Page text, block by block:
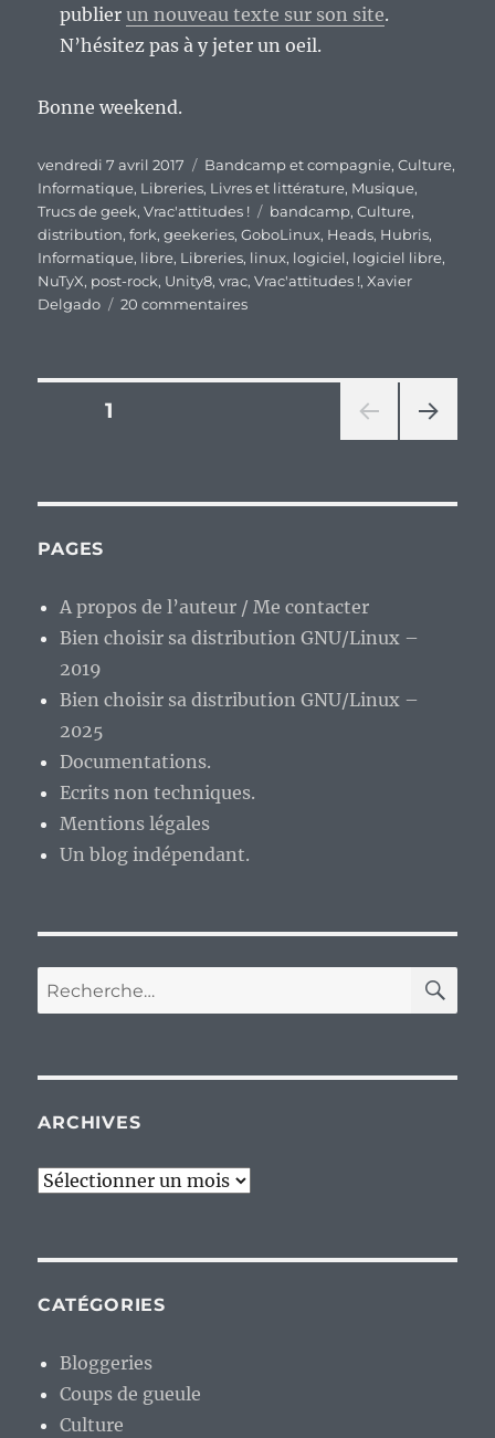
publierun nouveau texte sur son site.
N’hésitez pas à y jeter un oeil.
Bonne weekend.
Publié
le
vendredi 7 avril 2017 Catégories
Bandcamp et compagnie,Culture,
Informatique, Libreries, Livres et littérature, Musique,
Trucs de geek,Vrac'attitudes ! Étiquettes
bandcamp,Culture,
distribution,fork,geekeries,GoboLinux, Heads, Hubris,
Informatique, libre, Libreries, linux, logiciel, logiciel libre,
NuTyX, post-rock, Unity8,vrac,Vrac'attitudes !,Xavier
Delgado
20 commentairessur
Pagination
publications
PAGE1
ANT
PAGES
A propos de l’auteur / Me contacter
Bien choisir sa distribution GNU/Linux –
2019
Bien choisir sa distribution GNU/Linux –
2025
Documentations.
Ecrits non techniques.
Mentions légales
Un blog indépendant.
Recherche
pour :
ARCHIVES
Archives
CATÉGORIES
Bloggeries
Coups de gueule
Culture